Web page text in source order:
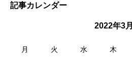
記事カレンダー
2022年3月
月 火 水 木